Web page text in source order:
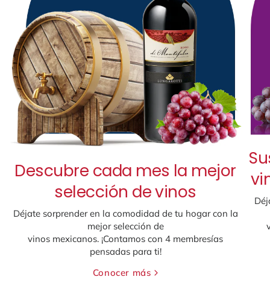
Descubre cada mes la mejor
selección de vinos
Déjate sorprender en la comodidad de tu hogar con la
mejor selección de
vinos mexicanos. ¡Contamos con 4 membresías
pensadas para ti!
Conocer más